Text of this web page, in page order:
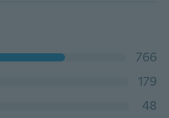
766
179
48